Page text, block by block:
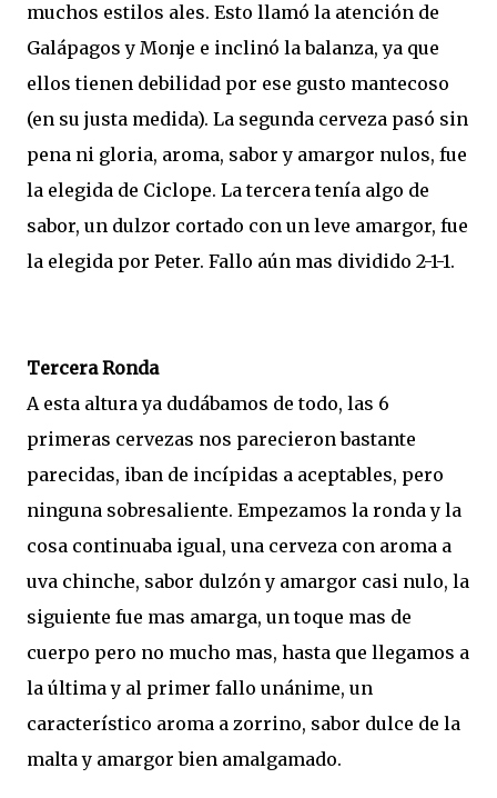
muchos estilos ales. Esto llamó la atención de
Galápagos y Monje e inclinó la balanza, ya que
ellos tienen debilidad por ese gusto mantecoso
(en su justa medida). La segunda cerveza pasó sin
pena ni gloria, aroma, sabor y amargor nulos, fue
la elegida de Ciclope. La tercera tenía algo de
sabor, un dulzor cortado con un leve amargor, fue
la elegida por Peter. Fallo aún mas dividido 2-1-1.
Tercera Ronda
A esta altura ya dudábamos de todo, las 6
primeras cervezas nos parecieron bastante
parecidas, iban de incípidas a aceptables, pero
ninguna sobresaliente. Empezamos la ronda y la
cosa continuaba igual, una cerveza con aroma a
uva chinche, sabor dulzón y amargor casi nulo, la
siguiente fue mas amarga, un toque mas de
cuerpo pero no mucho mas, hasta que llegamos a
la última y al primer fallo unánime, un
característico aroma a zorrino, sabor dulce de la
malta y amargor bien amalgamado.